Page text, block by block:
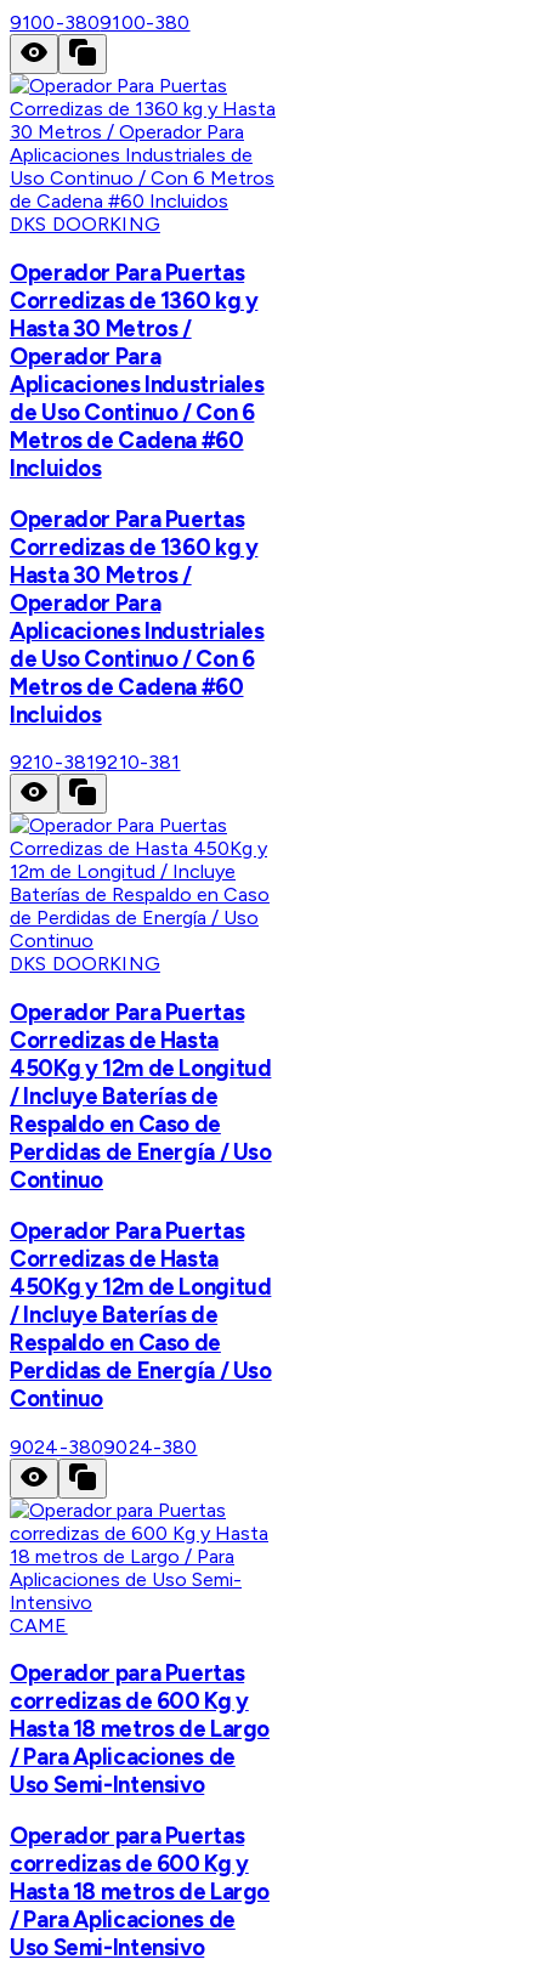
9100-3809100-380
DKS DOORKING
Operador Para Puertas
Corredizas de 1360 kg y
Hasta 30 Metros /
Operador Para
Aplicaciones Industriales
de Uso Continuo / Con 6
Metros de Cadena #60
Incluidos
Operador Para Puertas
Corredizas de 1360 kg y
Hasta 30 Metros /
Operador Para
Aplicaciones Industriales
de Uso Continuo / Con 6
Metros de Cadena #60
Incluidos
9210-3819210-381
DKS DOORKING
Operador Para Puertas
Corredizas de Hasta
450Kg y 12m de Longitud
/ Incluye Baterías de
Respaldo en Caso de
Perdidas de Energía / Uso
Continuo
Operador Para Puertas
Corredizas de Hasta
450Kg y 12m de Longitud
/ Incluye Baterías de
Respaldo en Caso de
Perdidas de Energía / Uso
Continuo
9024-3809024-380
CAME
Operador para Puertas
corredizas de 600 Kg y
Hasta 18 metros de Largo
/ Para Aplicaciones de
Uso Semi-Intensivo
Operador para Puertas
corredizas de 600 Kg y
Hasta 18 metros de Largo
/ Para Aplicaciones de
Uso Semi-Intensivo